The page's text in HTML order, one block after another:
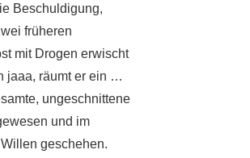
Beschuldigung,
früheren
mit Drogen erwischt
jaaa, räumt er ein …
ungeschnittene
und im
geschehen.